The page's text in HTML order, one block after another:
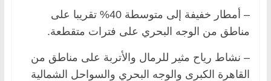
– أمطار خفيفة إلى متوسطة 40% تقريبا على
مناطق من الوجه البحري على فترات متقطعة.
– نشاط رياح مثير للرمال والأتربة على مناطق من
القاهرة الكبرى والوجه البحري والسواحل الشمالية